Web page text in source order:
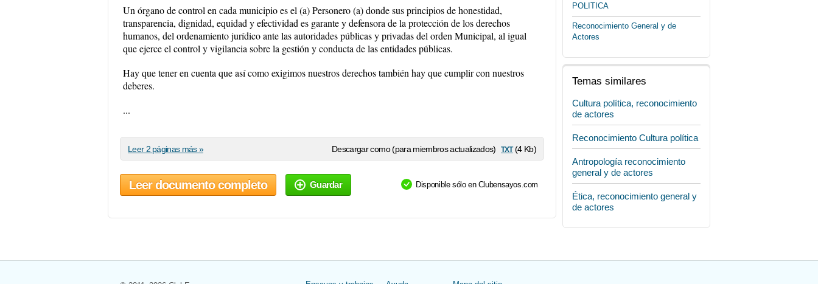
Un órgano de control en cada municipio es el (a) Personero (a) donde sus principios de honestidad,
transparencia, dignidad, equidad y efectividad es garante y defensora de la protección de los derechos
humanos, del ordenamiento jurídico ante las autoridades públicas y privadas del orden Municipal, al igual
que ejerce el control y vigilancia sobre la gestión y conducta de las entidades públicas.
Hay que tener en cuenta que así como exigimos nuestros derechos también hay que cumplir con nuestros
deberes.
...
Descargar como (para miembros actualizados) txt(4 Kb)
Leer 2 páginas más »
Leer documento completo Guardar Disponible sólo en Clubensayos.com
POLITICA
Reconocimiento General y de
Actores
Temas similares
Cultura política, reconocimiento
de actores
Reconocimiento Cultura política
Antropología reconocimiento
general y de actores
Ética, reconocimiento general y
de actores